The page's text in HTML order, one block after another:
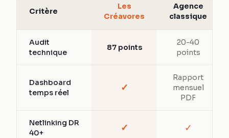
Critère
Les
Créavores
Agence
classique
Audit
technique
87 points
20-40
points
Dashboard
temps réel
✓
Rapport
mensuel
PDF
Netlinking DR
40+
✓ ✓